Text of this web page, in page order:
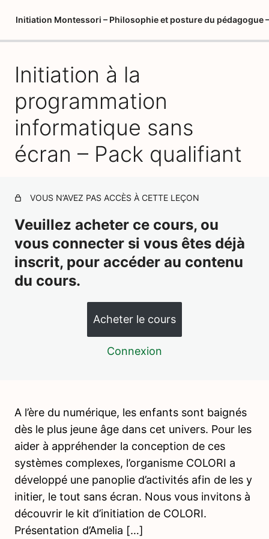
Initiation Montessori – Philosophie et posture du pédagogue
Introduction Philosophie et Posture – Pack qualifiant
Créer votre album de formation vierge – Philosophie et
posture – Pack qualifiant
Nos partenaires : matériel pédagogique
Montessori, l'héritage de 3 générations (Itard et Séguin)
– Pack qualifiant
pédagogie – Pack qualifiant
Les neurosciences et l'état d'esprit Montessori – Pack
qualifiant
Lexique Montessori – Pack qualifiant
Préparation interne et externe du pédagogue (ou
Liberté et discipline – Pack qualifiant
L'enfant au contact de la nature – Pack qualifiant
Ressources bibliographiques – Pack qualifiant
Initiation à la programmation informatique sans écran
– Pack qualifiant
Julien Peron et l'Ecole de la Vie – Pack qualifiant
Initiation à la
programmation
informatique sans
écran – Pack qualifiant
VOUS N’AVEZ PAS ACCÈS À CETTE LEÇON
Veuillez acheter ce cours, ou
vous connecter si vous êtes déjà
inscrit, pour accéder au contenu
du cours.
Acheter le cours
Connexion
A l’ère du numérique, les enfants sont baignés
dès le plus jeune âge dans cet univers. Pour les
aider à appréhender la conception de ces
systèmes complexes, l’organisme COLORI a
développé une panoplie d’activités afin de les y
initier, le tout sans écran. Nous vous invitons à
découvrir le kit d’initiation de COLORI.
Présentation d’Amelia […]